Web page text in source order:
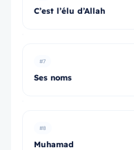
C’est l’élu d’Allah
#7
Ses noms
#8
Muhamad